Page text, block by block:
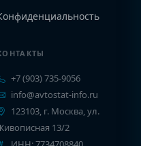
+7 (903) 735-9056
info@avtostat-info.ru
123103, г. Москва, ул.
13/2